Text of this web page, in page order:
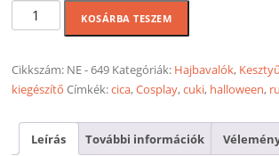
Fekete
cicafül
kesztyűvel
-
szett
Halloweenre,
KOSÁRBA TESZEM
Cikkszám: NE - 649 Kategóriák: Hajbavalók,
kiegészítő Címkék:cica,Cosplay,cuki, halloween,
Leírás További információk